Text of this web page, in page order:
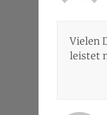
Vielen
leistet